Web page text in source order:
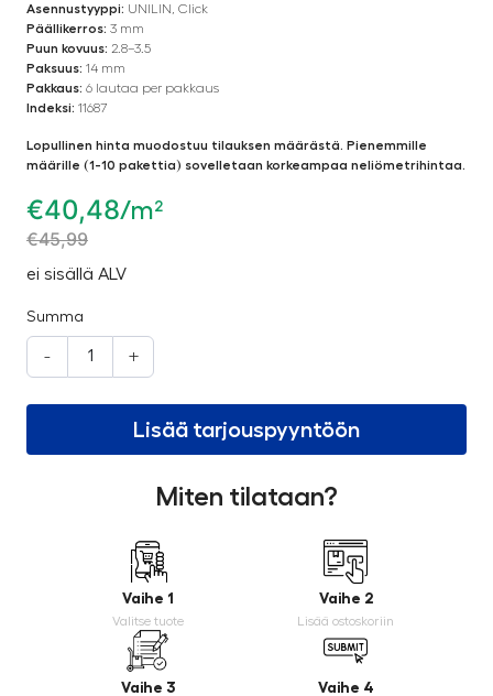
Asennustyyppi: UNILIN, Click
Päällikerros: 3 mm
Puun kovuus: 2.8–3.5
Paksuus: 14 mm
Pakkaus: 6 lautaa per pakkaus
Indeksi: 11687
Lopullinen hinta muodostuu tilauksen määrästä. Pienemmille
määrille (1-10 pakettia) sovelletaan korkeampaa neliömetrihintaa.
€40,48/m²
€45,99
ei sisällä ALV
Summa
- +
Lisää tarjouspyyntöön
Miten tilataan?
Vaihe 1
Valitse tuote
Vaihe 2
Lisää ostoskoriin
Vaihe 3 Vaihe 4